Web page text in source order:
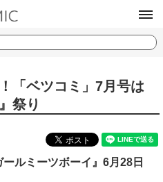
「ベツコミ」7月号は
祭り
ルミーツボーイ』6月28日